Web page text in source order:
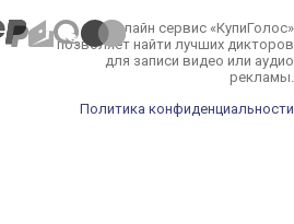
Онлайн сервис «КупиГолос»
позволяет найти лучших дикторов
для записи видео или аудио
рекламы.
Политика конфиденциальности